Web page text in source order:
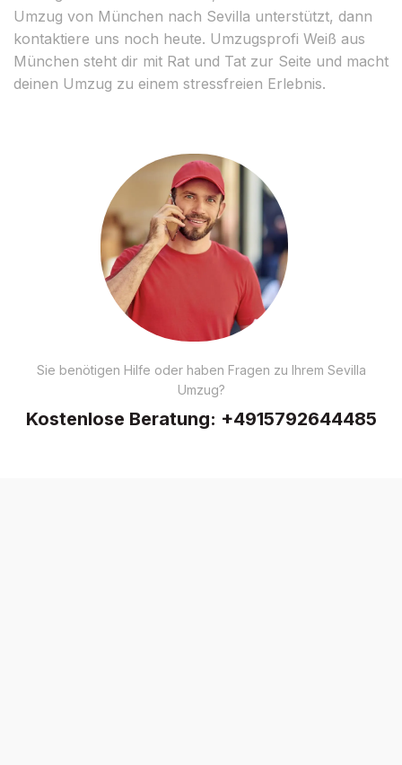
Umzug von München nach Sevilla unterstützt, dann
kontaktiere uns noch heute. Umzugsprofi Weiß aus
München steht dir mit Rat und Tat zur Seite und macht
deinen Umzug zu einem stressfreien Erlebnis.
Sie benötigen Hilfe oder haben Fragen zu Ihrem Sevilla
Umzug?
Kostenlose Beratung: +4915792644485